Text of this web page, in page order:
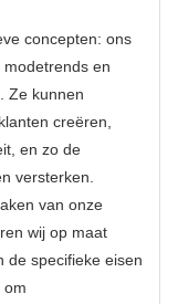
concepten: ons
en
Ze kunnen
creëren,
en zo de
versterken.
van onze
wij op maat
de specifieke eisen
om